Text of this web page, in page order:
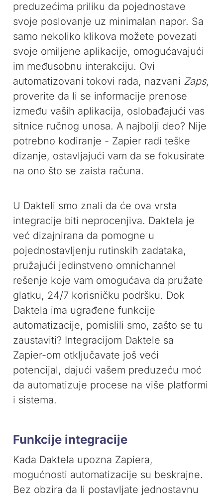
preduzećima priliku da pojednostave
svoje poslovanje uz minimalan napor. Sa
samo nekoliko klikova možete povezati
svoje omiljene aplikacije, omogućavajući
im međusobnu interakciju. Ovi
automatizovani tokovi rada, nazvani Zaps,
proverite da li se informacije prenose
između vaših aplikacija, oslobađajući vas
sitnice ručnog unosa. A najbolji deo? Nije
potrebno kodiranje - Zapier radi teške
dizanje, ostavljajući vam da se fokusirate
na ono što se zaista računa.
U Dakteli smo znali da će ova vrsta
integracije biti neprocenjiva. Daktela je
već dizajnirana da pomogne u
pojednostavljenju rutinskih zadataka,
pružajući jedinstveno omnichannel
rešenje koje vam omogućava da pružate
glatku, 24/7 korisničku podršku. Dok
Daktela ima ugrađene funkcije
automatizacije, pomislili smo, zašto se tu
zaustaviti? Integracijom Daktele sa
Zapier-om otključavate još veći
potencijal, dajući vašem preduzeću moć
da automatizuje procese na više platformi
i sistema.
Funkcije integracije
Kada Daktela upozna Zapiera,
mogućnosti automatizacije su beskrajne.
Bez obzira da li postavljate jednostavnu